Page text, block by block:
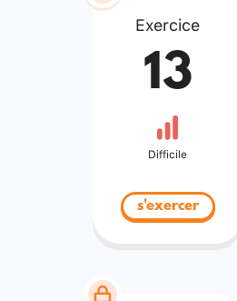
Exercice
13
Difficile
s'exercer